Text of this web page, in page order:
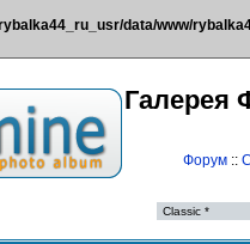
data/www/
Галерея
Форум::